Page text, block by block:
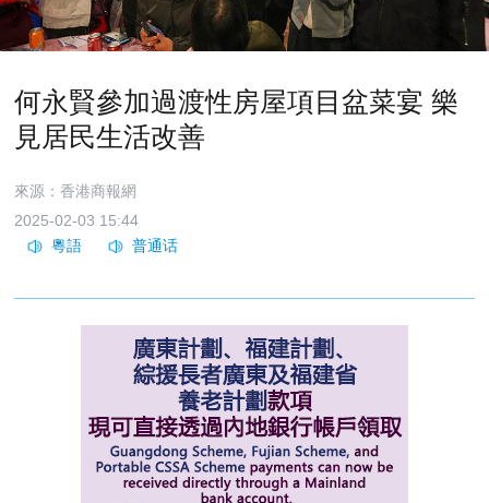
何永賢參加過渡性房屋項目盆菜宴 樂
見居民生活改善
來源：香港商報網
2025-02-03 15:44